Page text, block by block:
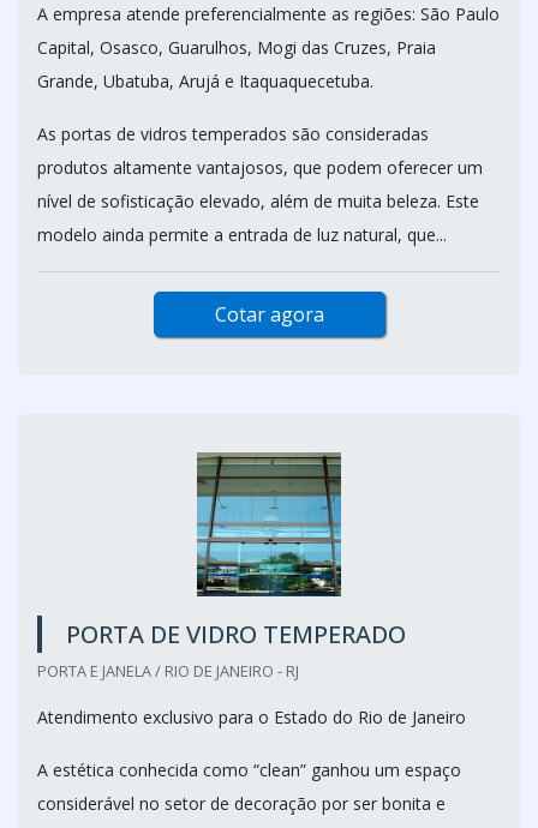
A empresa atende preferencialmente as regiões: São Paulo
Capital, Osasco, Guarulhos, Mogi das Cruzes, Praia
Grande, Ubatuba, Arujá e Itaquaquecetuba.
As portas de vidros temperados são consideradas
produtos altamente vantajosos, que podem oferecer um
nível de sofisticação elevado, além de muita beleza. Este
modelo ainda permite a entrada de luz natural, que...
Cotar agora
PORTA DE VIDRO TEMPERADO
PORTA E JANELA / RIO DE JANEIRO - RJ
Atendimento exclusivo para o Estado do Rio de Janeiro
A estética conhecida como “clean” ganhou um espaço
considerável no setor de decoração por ser bonita e